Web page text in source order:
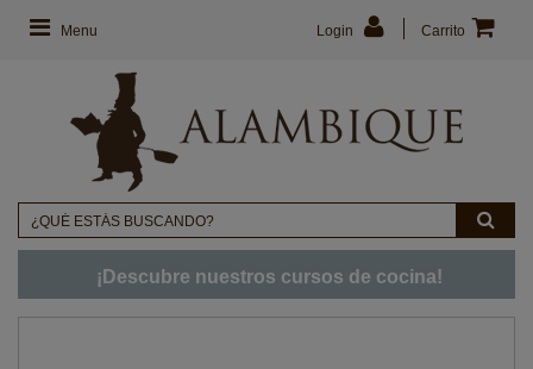
Menu Carrito
Login
¡Descubre nuestros cursos de cocina!